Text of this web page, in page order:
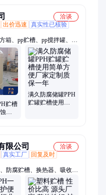
洽谈
出价迅速
真实性已核验
箱、pp贮槽、pp搅拌罐、pp
吸收器、pp水箱、酸洗槽
贮槽
厂
满久防腐储罐PPH
贮罐贮槽使用简
限公司
洽谈
真实工厂
回复及时
防腐贮槽、换热器、吸收
PPH搅拌罐、PP真空罐、